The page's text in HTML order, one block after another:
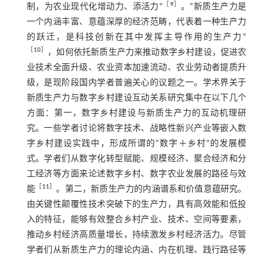
制，为农业现代化增动力、添活力”
9］ 。“新质生产力是
一个内涵丰富、意蕴深厚的经济范畴，代表着一种生产力
的跃迁，是科技创新在其中发挥主导作用的生产力”
10］
，如何依托新质生产力来推动数字乡村建设，促进农
业技术全面升级、农业资本加速流动、农业劳动者提质升
级，是现阶段国内学者普遍关心的议题之一。学术界关于
新质生产力与数字乡村建设互动关系研究集中在以下几个
方面：第一，数字乡村建设与新质生产力的互动机理研
究。一些学者讨论将数字技术、战略性新兴产业等嵌入数
字乡村建设实践中，形成所谓的“数字＋乡村”的发展模
式。学者们从数字化转型赋能、规模经济、聚合经济和分
工经济等方面来论述数字乡村、数字农业发展的路径与效
能［ 11
。第二，新质生产力的内涵谱系和价值意蕴研究。
由关键性颠覆性技术突破下的生产力，具有高效能和低投
入的特征，能够有效整合乡村产业、技术、空间等要素，
推动乡村经济高质量增长，持续激发乡村经济活力。尽管
学者们从新质生产力的理论内涵、内在机理、践行路径等